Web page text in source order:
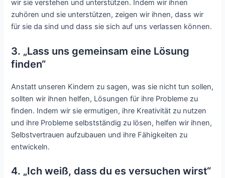
wir sie verstehen und unterstützen. Indem wir ihnen
zuhören und sie unterstützen, zeigen wir ihnen, dass wir
für sie da sind und dass sie sich auf uns verlassen können.
3. „Lass uns gemeinsam eine Lösung
finden“
Anstatt unseren Kindern zu sagen, was sie nicht tun sollen,
sollten wir ihnen helfen, Lösungen für ihre Probleme zu
finden. Indem wir sie ermutigen, ihre Kreativität zu nutzen
und ihre Probleme selbstständig zu lösen, helfen wir ihnen,
Selbstvertrauen aufzubauen und ihre Fähigkeiten zu
entwickeln.
4. „Ich weiß, dass du es versuchen wirst“